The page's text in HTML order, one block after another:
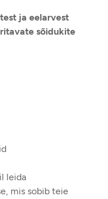
ja eelarvest
sõidukite
leida
mis sobib teie